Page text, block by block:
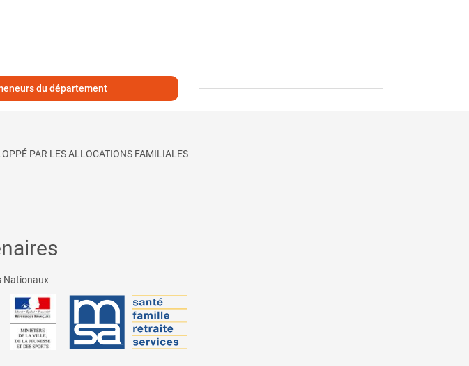
du département
PAR LES ALLOCATIONS FAMILIALES
Nationaux